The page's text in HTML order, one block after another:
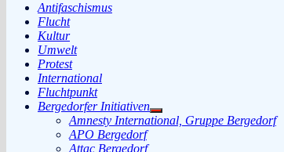
Antifaschismus
Flucht
Kultur
Umwelt
Protest
International
Fluchtpunkt
Bergedorfer Initiativen
Untermenü
anzeigen
Amnesty International, Gruppe Bergedorf
APO Bergedorf
Attac Bergedorf